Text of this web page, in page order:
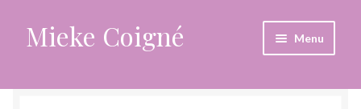
Ga
door
navigatie
Ga
naar
inhoud
Mieke Coigné Menu